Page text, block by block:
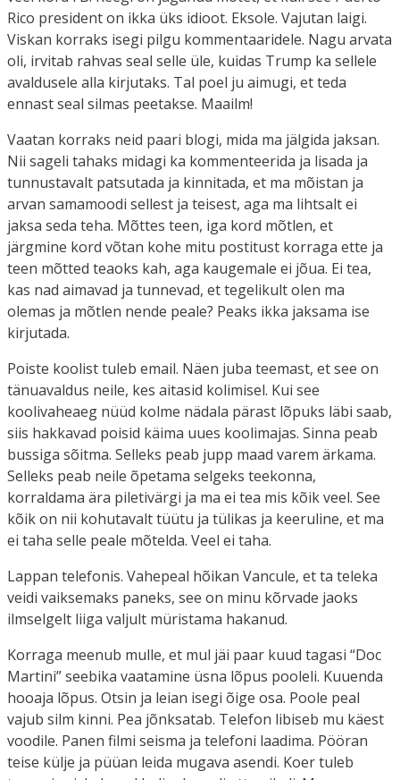
Rico president on ikka üks idioot. Eksole. Vajutan laigi.
Viskan korraks isegi pilgu kommentaaridele. Nagu arvata
oli, irvitab rahvas seal selle üle, kuidas Trump ka sellele
avaldusele alla kirjutaks. Tal poel ju aimugi, et teda
ennast seal silmas peetakse. Maailm!
Vaatan korraks neid paari blogi, mida ma jälgida jaksan.
Nii sageli tahaks midagi ka kommenteerida ja lisada ja
tunnustavalt patsutada ja kinnitada, et ma mõistan ja
arvan samamoodi sellest ja teisest, aga ma lihtsalt ei
jaksa seda teha. Mõttes teen, iga kord mõtlen, et
järgmine kord võtan kohe mitu postitust korraga ette ja
teen mõtted teaoks kah, aga kaugemale ei jõua. Ei tea,
kas nad aimavad ja tunnevad, et tegelikult olen ma
olemas ja mõtlen nende peale? Peaks ikka jaksama ise
kirjutada.
Poiste koolist tuleb email. Näen juba teemast, et see on
tänuavaldus neile, kes aitasid kolimisel. Kui see
koolivaheaeg nüüd kolme nädala pärast lõpuks läbi saab,
siis hakkavad poisid käima uues koolimajas. Sinna peab
bussiga sõitma. Selleks peab jupp maad varem ärkama.
Selleks peab neile õpetama selgeks teekonna,
korraldama ära piletivärgi ja ma ei tea mis kõik veel. See
kõik on nii kohutavalt tüütu ja tülikas ja keeruline, et ma
ei taha selle peale mõtelda. Veel ei taha.
Lappan telefonis. Vahepeal hõikan Vancule, et ta teleka
veidi vaiksemaks paneks, see on minu kõrvade jaoks
ilmselgelt liiga valjult müristama hakanud.
Korraga meenub mulle, et mul jäi paar kuud tagasi “Doc
Martini” seebika vaatamine üsna lõpus pooleli. Kuuenda
hooaja lõpus. Otsin ja leian isegi õige osa. Poole peal
vajub silm kinni. Pea jõnksatab. Telefon libiseb mu käest
voodile. Panen filmi seisma ja telefoni laadima. Pööran
teise külje ja püüan leida mugava asendi. Koer tuleb